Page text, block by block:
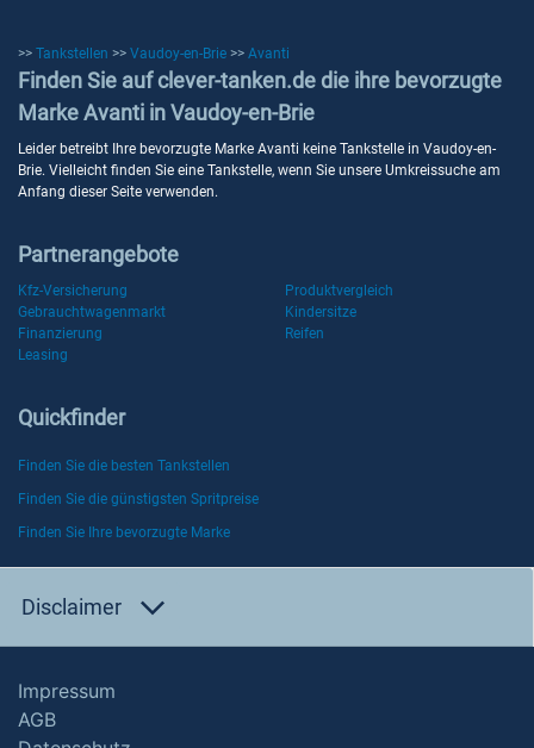
>> Tankstellen >> Vaudoy-en-Brie >> Avanti
Finden Sie auf clever-tanken.de die ihre bevorzugte
Marke Avanti in Vaudoy-en-Brie
Leider betreibt Ihre bevorzugte Marke Avanti keine Tankstelle in Vaudoy-en-
Brie. Vielleicht finden Sie eine Tankstelle, wenn Sie unsere Umkreissuche am
Anfang dieser Seite verwenden.
Partnerangebote
Kfz-Versicherung
Produktvergleich
Gebrauchtwagenmarkt
Kindersitze
Finanzierung
Reifen
Leasing
Quickfinder
Finden Sie die besten Tankstellen
Finden Sie die günstigsten Spritpreise
Finden Sie Ihre bevorzugte Marke
Disclaimer
Impressum
AGB